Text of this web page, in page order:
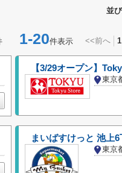
並
1-20件表示 <<前へ 1
東京
まいばすけっと 池上
東京